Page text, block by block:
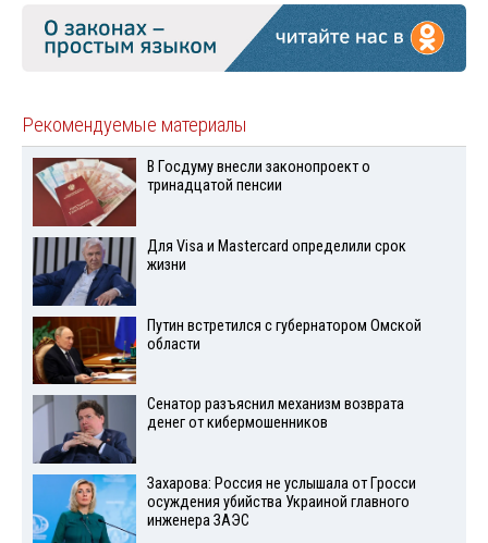
Рекомендуемые материалы
В Госдуму внесли законопроект о
тринадцатой пенсии
Для Visа и Mastercard определили срок
жизни
Путин встретился с губернатором Омской
области
Сенатор разъяснил механизм возврата
денег от кибермошенников
Захарова: Россия не услышала от Гросси
осуждения убийства Украиной главного
инженера ЗАЭС